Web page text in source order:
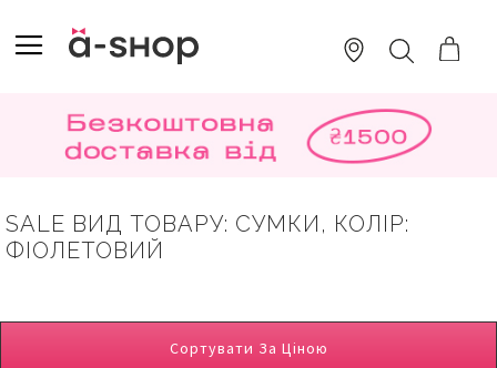
TO
CONTENT
ПОШУК
SALE ВИД ТОВАРУ: СУМКИ, КОЛІР:
ФІОЛЕТОВИЙ
Сортувати За Ціною